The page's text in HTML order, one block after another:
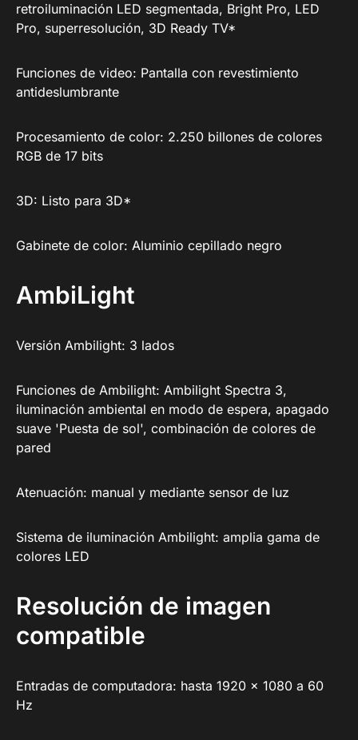
retroiluminación LED segmentada, Bright Pro, LED
Pro, superresolución, 3D Ready TV*
Funciones de video: Pantalla con revestimiento
antideslumbrante
Procesamiento de color: 2.250 billones de colores
RGB de 17 bits
3D: Listo para 3D*
Gabinete de color: Aluminio cepillado negro
AmbiLight
Versión Ambilight: 3 lados
Funciones de Ambilight: Ambilight Spectra 3,
iluminación ambiental en modo de espera, apagado
suave 'Puesta de sol', combinación de colores de
pared
Atenuación: manual y mediante sensor de luz
Sistema de iluminación Ambilight: amplia gama de
colores LED
Resolución de imagen
compatible
Entradas de computadora: hasta 1920 x 1080 a 60
Hz